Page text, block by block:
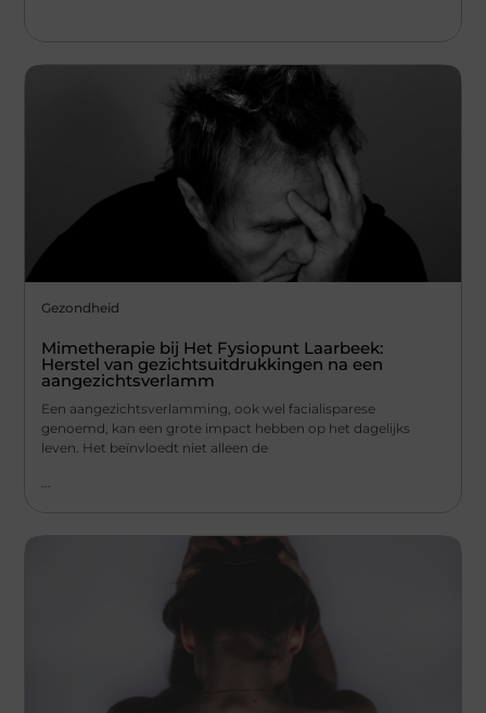
Gezondheid
Mimetherapie bij Het Fysiopunt Laarbeek:
Herstel van gezichtsuitdrukkingen na een
aangezichtsverlamm
Een aangezichtsverlamming, ook wel facialisparese
genoemd, kan een grote impact hebben op het dagelijks
leven. Het beïnvloedt niet alleen de
...